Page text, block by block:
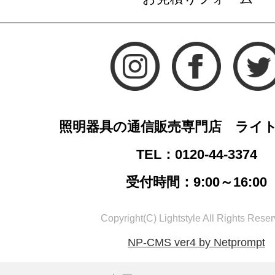
照明器具の通信販売専門店 ライ
TEL：0120-44-3374
受付時間：9:00～16:00
Copyright(C) Lightstyle All Rights
NP-CMS ver4 by Netprompt